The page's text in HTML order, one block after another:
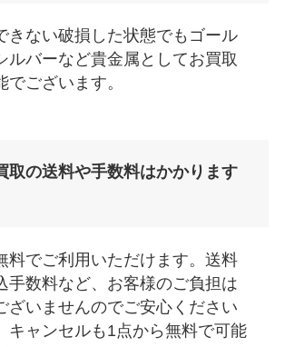
きない破損した状態でもゴール
ルバーなど貴金属としてお買取
でございます。
取の送料や手数料はかかります
料でご利用いただけます。送料
手数料など、お客様のご負担は
ざいませんのでご安心ください
キャンセルも1点から無料で可能